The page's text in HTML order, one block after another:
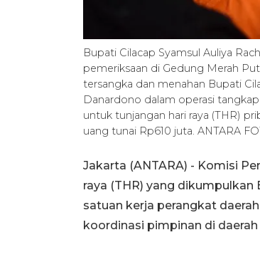
Bupati Cilacap Syamsul Auliya
pemeriksaan di Gedung Merah
tersangka dan menahan Bupati
Danardono dalam operasi
untuk tunjangan hari raya (THR)
uang tunai Rp610 juta. ANTARA
Jakarta (ANTARA) - Komisi
raya (THR) yang dikumpulkan
satuan kerja perangkat
koordinasi pimpinan di